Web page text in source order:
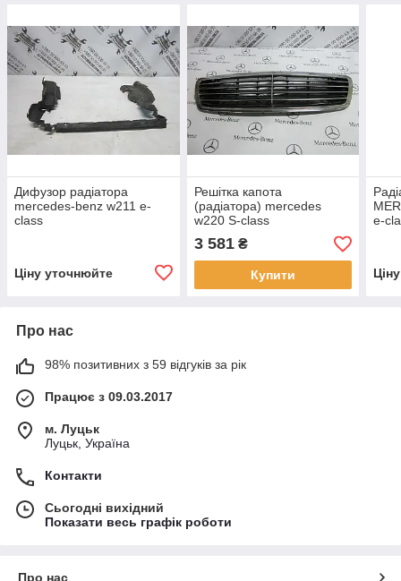
Дифузор радіатора
mercedes-benz w211 e-
class
Ціну уточнюйте
Решітка капота
(радіатора) mercedes
w220 S-class
(A2208800583) Рестайл!
3 581₴
Купити
e-
Про нас
98% позитивних з 59 відгуків за рік
Працює з 09.03.2017
м. Луцьк
Луцьк, Україна
Контакти
Сьогодні вихідний
Показати весь графік роботи
Про нас